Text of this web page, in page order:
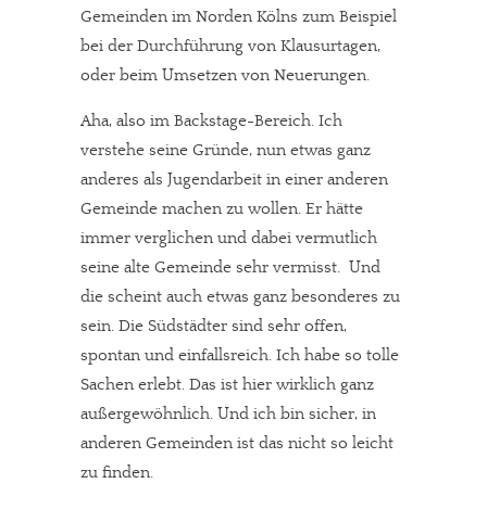
Gemeinden im Norden Kölns zum Beispiel
bei der Durchführung von Klausurtagen,
oder beim Umsetzen von Neuerungen.
Aha, also im Backstage-Bereich. Ich
verstehe seine Gründe, nun etwas ganz
anderes als Jugendarbeit in einer anderen
Gemeinde machen zu wollen. Er hätte
immer verglichen und dabei vermutlich
seine alte Gemeinde sehr vermisst. Und
die scheint auch etwas ganz besonderes zu
sein. Die Südstädter sind sehr offen,
spontan und einfallsreich. Ich habe so tolle
Sachen erlebt. Das ist hier wirklich ganz
außergewöhnlich. Und ich bin sicher, in
anderen Gemeinden ist das nicht so leicht
zu finden.